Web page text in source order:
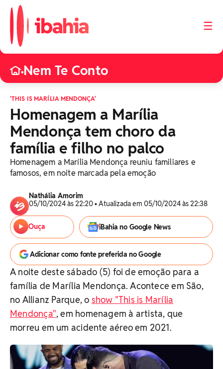
☰
•Nem Te Conto
'THIS IS MARÍLIA MENDONÇA'
Homenagem a Marília
Mendonça tem choro da
família e filho no palco
Homenagem a Marília Mendonça reuniu familiares e
famosos, em noite marcada pela emoção
Nathália Amorim
05/10/2024 às 22:20 • Atualizada em 05/10/2024 às 22:38
Ouça iBahia no Google News
Adicionar como fonte preferida no Google
A noite deste sábado (5) foi de emoção para a
família de Marília Mendonça. Acontece em São,
no Allianz Parque, o show "This is Marília
Mendonça", em homenagem à artista, que
morreu em um acidente aéreo em 2021.